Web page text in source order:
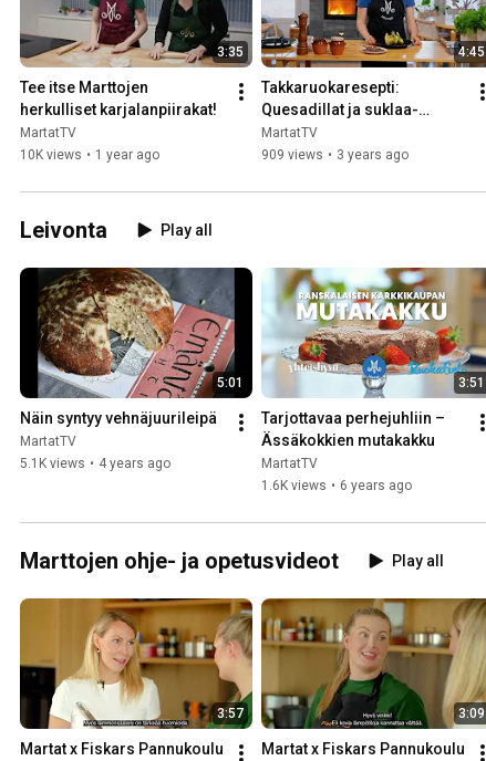
3:35
Tee itse Marttojen
herkulliset karjalanpiirakat!
MartatTV
10K views • 1 year ago
4:45
Takkaruokaresepti:
Quesadillat ja suklaa-
banaanit I Yhteistyö: Tulikivi
Cooking
MartatTV
909 views • 3 years ago
Leivonta Play all
5:01
Näin syntyy vehnäjuurileipä
MartatTV
5.1K views • 4 years ago
3:51
Tarjottavaa perhejuhliin –
Ässäkokkien mutakakku
MartatTV
1.6K views • 6 years ago
Marttojen ohje- ja opetusvideot Play all
3:57
Martat x Fiskars Pannukoulu
3:09
Martat x Fiskars Pannukoulu